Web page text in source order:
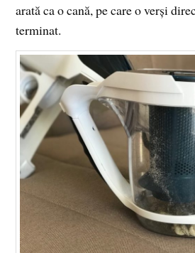
arată ca o cană, pe care o verși
terminat.